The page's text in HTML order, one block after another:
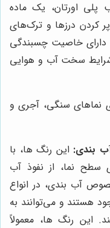
اورتان، یک ماده
کردن درزها و ترک‌های
دارای خاصیت چسبندگی
شرایط سخت آب و هوایی
نماهای سنگی، آجری و
بندی: این رنگ ها، با
سطح نما، از نفوذ آب
آب بندی، در انواع
هستند و می‌توانند به
این رنگ ها، معمولاً